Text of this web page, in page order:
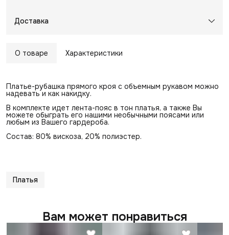
Доставка
О товаре Характеристики
Платье-рубашка прямого кроя с объемным рукавом можно
надевать и как накидку.
В комплекте идет лента-пояс в тон платья, а также Вы
можете обыграть его нашими необычными поясами или
любым из Вашего гардероба.
Состав: 80% вискоза, 20% полиэстер.
Платья
Вам может понравиться